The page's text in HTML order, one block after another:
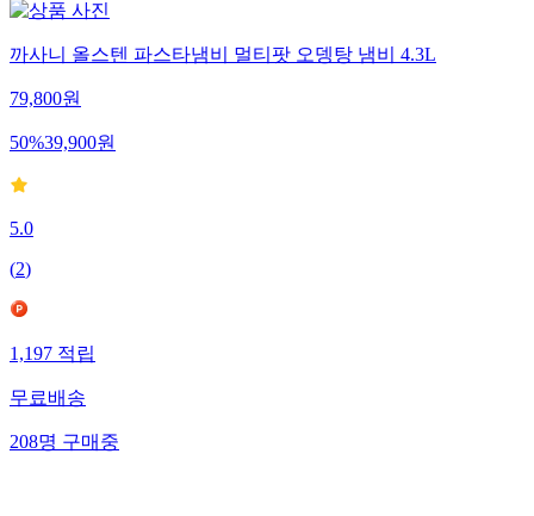
까사니 올스텐 파스타냄비 멀티팟 오뎅탕 냄비 4.3L
79,800원
50%39,900원
5.0
(2)
1,197적립
무료배송
208명구매중